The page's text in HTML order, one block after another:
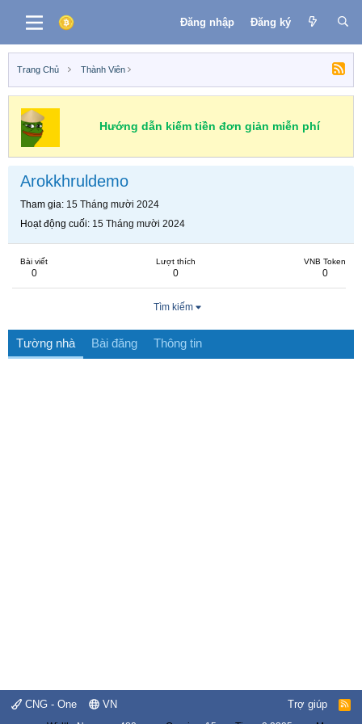
Đăng nhập Đăng ký
Trang Chủ Thành Viên
Hướng dẫn kiếm tiền đơn giản miễn phí
Arokkhruldemo
Tham gia 15 Tháng mười 2024
Hoạt động cuối 15 Tháng mười 2024
Bài viết
0
Lượt thích
0
VNB Token
0
Tìm kiếm
Tường nhà Bài đăng Thông tin
CNG - One VN Trợ giúp
R